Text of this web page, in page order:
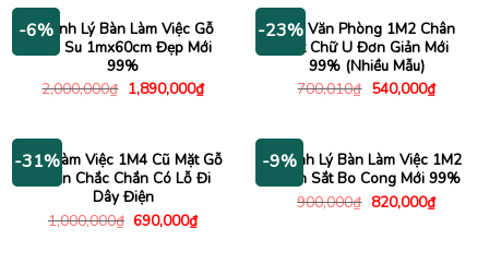
-6%
Thanh Lý Bàn Làm Việc Gỗ
Cao Su 1mx60cm Đẹp Mới
99%
2,000,000₫ Giá
gốc
1,890,000₫Giá
hiện
1,890,000₫.
-23%
Bàn Văn Phòng 1M2 Chân
Sắt Chữ U Đơn Giản Mới
99% (Nhiều Mẫu)
700,010₫ Giá
540,000₫Giá
hiện
-31%
Bàn Làm Việc 1M4 Cũ Mặt Gỗ
Chân Chắc Chắn Có Lỗ Đi
Dây Điện
1,000,000₫ Giá
690,000₫Giá
hiện
-9%
Thanh Lý Bàn Làm Việc 1M2
Chân Sắt Bo Cong Mới 99%
900,000₫ Giá
820,000₫Giá
hiện